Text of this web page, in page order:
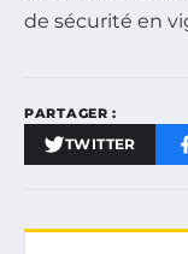
de sécurité en
PARTAGER :
TWITTER